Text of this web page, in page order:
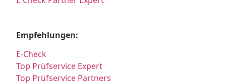
Empfehlungen:
E-Check
Top Prüfservice Expert
Top Prüfservice Partners